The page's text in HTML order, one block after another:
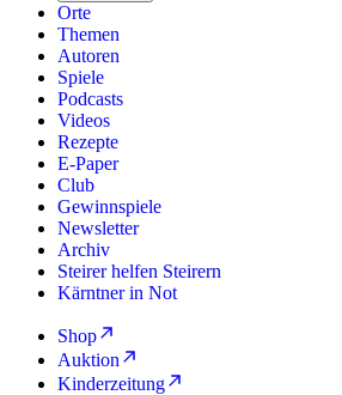
Orte
Themen
Autoren
Spiele
Podcasts
Videos
Rezepte
E-Paper
Club
Gewinnspiele
Newsletter
Archiv
Steirer helfen Steirern
Kärntner in Not
Shop
Auktion
Kinderzeitung